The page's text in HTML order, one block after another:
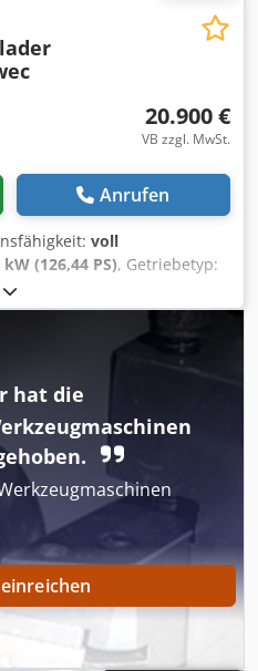
20.900 €
VB zzgl. MwSt.
Anrufen
voll
kW (126,44 PS), Getriebetyp:
Diesel
Konfiguration:4x4,
, Betriebsstunden:
Allradantrieb,
gegen Aufpreis.
kg Eigengewicht 93KW
Technisch in Ordnung!
hat die